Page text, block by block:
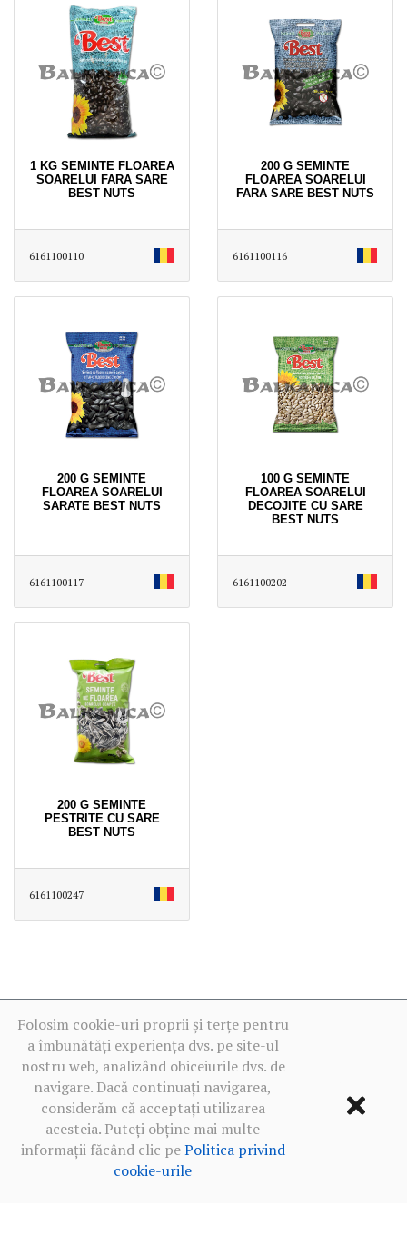
1 KG SEMINTE FLOAREA
SOARELUI FARA SARE
BEST NUTS
6161100110
200 G SEMINTE
FLOAREA SOARELUI
FARA SARE BEST NUTS
6161100116
200 G SEMINTE
FLOAREA SOARELUI
SARATE BEST NUTS
6161100117
100 G SEMINTE
FLOAREA SOARELUI
DECOJITE CU SARE
BEST NUTS
6161100202
200 G SEMINTE
PESTRITE CU SARE
BEST NUTS
6161100247
Folosim cookie-uri proprii și terțe pentru
a îmbunătăți experiența dvs. pe site-ul
nostru web, analizând obiceiurile dvs. de
navigare. Dacă continuați navigarea,
considerăm că acceptați utilizarea
acesteia. Puteți obține mai multe
informații făcând clic pePolitica privind
cookie-urile